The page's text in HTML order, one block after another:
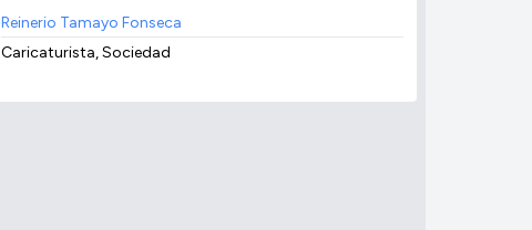
Reinerio Tamayo Fonseca
Caricaturista, Sociedad